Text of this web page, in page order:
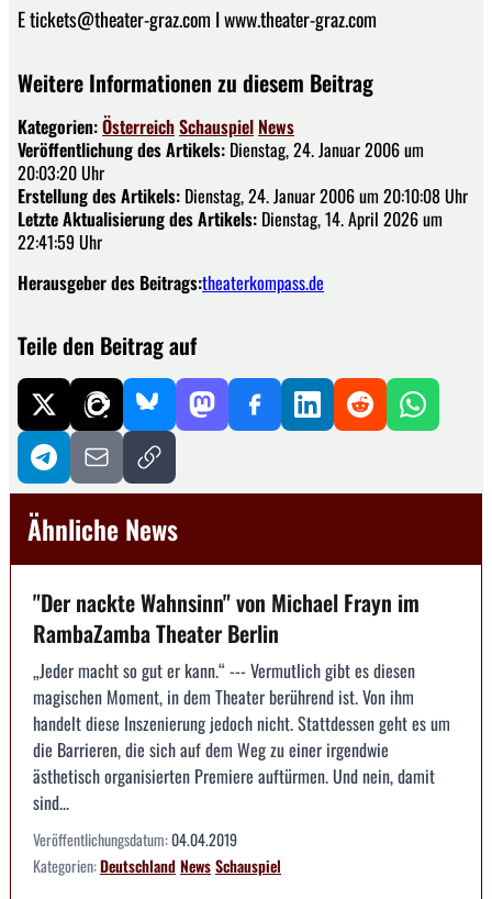
E tickets@theater-graz.com I www.theater-graz.com
Weitere Informationen zu diesem Beitrag
Kategorien:ÖsterreichSchauspiel News
Veröffentlichung des Artikels: Dienstag, 24. Januar 2006 um
20:03:20 Uhr
Erstellung des Artikels: Dienstag, 24. Januar 2006 um 20:10:08 Uhr
Letzte Aktualisierung des Artikels: Dienstag, 14. April 2026 um
22:41:59 Uhr
Herausgeber des Beitrags:theaterkompass.de
Teile den Beitrag auf
Ähnliche News
"Der nackte Wahnsinn" von Michael Frayn im
RambaZamba Theater Berlin
„Jeder macht so gut er kann.“ --- Vermutlich gibt es diesen
magischen Moment, in dem Theater berührend ist. Von ihm
handelt diese Inszenierung jedoch nicht. Stattdessen geht es um
die Barrieren, die sich auf dem Weg zu einer irgendwie
ästhetisch organisierten Premiere auftürmen. Und nein, damit
sind...
Veröffentlichungsdatum:04.04.2019
Kategorien:DeutschlandNewsSchauspiel